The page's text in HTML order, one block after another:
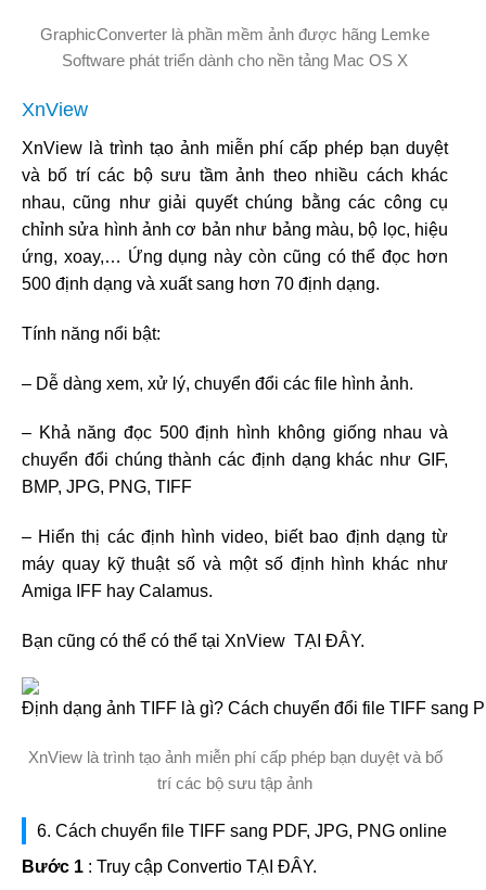
GraphicConverter là phần mềm ảnh được hãng Lemke
Software phát triển dành cho nền tảng Mac OS X
XnView
XnView là trình tạo ảnh miễn phí cấp phép bạn duyệt
và bố trí các bộ sưu tầm ảnh theo nhiều cách khác
nhau, cũng như giải quyết chúng bằng các công cụ
chỉnh sửa hình ảnh cơ bản như bảng màu, bộ lọc, hiệu
ứng, xoay,… Ứng dụng này còn cũng có thể đọc hơn
500 định dạng và xuất sang hơn 70 định dạng.
Tính năng nổi bật:
– Dễ dàng xem, xử lý, chuyển đổi các file hình ảnh.
– Khả năng đọc 500 định hình không giống nhau và
chuyển đổi chúng thành các định dạng khác như GIF,
BMP, JPG, PNG, TIFF
– Hiển thị các định hình video, biết bao định dạng từ
máy quay kỹ thuật số và một số định hình khác như
Amiga IFF hay Calamus.
Bạn cũng có thể có thể tại XnView TẠI ĐÂY.
XnView là trình tạo ảnh miễn phí cấp phép bạn duyệt và bố
trí các bộ sưu tập ảnh
6. Cách chuyển file TIFF sang PDF, JPG, PNG online
Bước 1 : Truy cập Convertio TẠI ĐÂY.